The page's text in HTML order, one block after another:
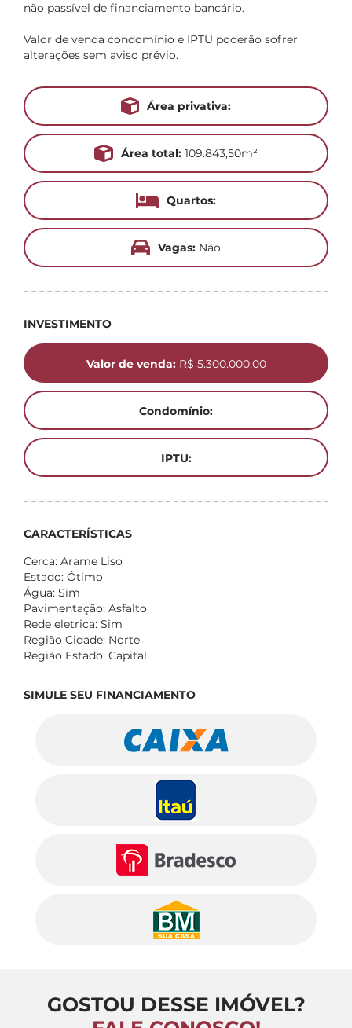
não passível de financiamento bancário.
Valor de venda condomínio e IPTU poderão sofrer
alterações sem aviso prévio.
Área privativa:
Área total:109.843,50m²
Quartos:
Vagas:Não
INVESTIMENTO
Valor de venda:R$ 5.300.000,00
Condomínio:
IPTU:
CARACTERÍSTICAS
Cerca: Arame Liso
Estado: Ótimo
Água: Sim
Pavimentação: Asfalto
Rede eletrica: Sim
Região Cidade: Norte
Região Estado: Capital
SIMULE SEU FINANCIAMENTO
GOSTOU DESSE IMÓVEL?